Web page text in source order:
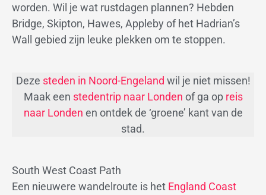
worden. Wil je wat rustdagen plannen? Hebden
Bridge, Skipton, Hawes, Appleby of het Hadrian’s
Wall gebied zijn leuke plekken om te stoppen.
Deze steden in Noord-Engeland wil je niet missen!
Maak een stedentrip naar Londen of ga op reis
naar Londen en ontdek de ‘groene’ kant van de
stad.
South West Coast Path
Een nieuwere wandelroute is het England Coast